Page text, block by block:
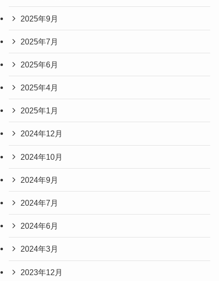
2025年9月
2025年7月
2025年6月
2025年4月
2025年1月
2024年12月
2024年10月
2024年9月
2024年7月
2024年6月
2024年3月
2023年12月